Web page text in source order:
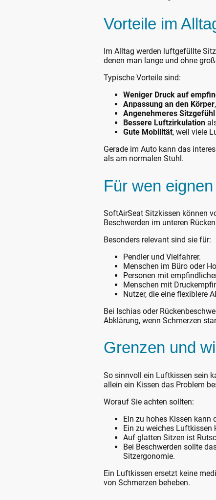
Vorteile im
Im Alltag werden luftgefüllte
denen man lange und ohne
Typische Vorteile sind:
Weniger Druck auf
Anpassung an den Körper
Angenehmeres Sitzgefühl
Bessere Luftzirkulation
Gute Mobilität, weil viele
Gerade im Auto kann das
als am normalen Stuhl.
Für wen
SoftAirSeat Sitzkissen können
Beschwerden im unteren
Besonders relevant sind sie für:
Pendler und Vielfahrer.
Menschen im Büro oder
Personen mit
Menschen mit
Nutzer, die eine flexiblere
Bei Ischias oder
Abklärung, wenn Schmerzen
Grenzen und
So sinnvoll ein Luftkissen sein
allein ein Kissen das Problem
Worauf Sie achten sollten:
Ein zu hohes Kissen kann
Ein zu weiches Luftkissen
Auf glatten Sitzen ist
Bei Beschwerden sollte
Sitzergonomie.
Ein Luftkissen ersetzt keine
von Schmerzen beheben.